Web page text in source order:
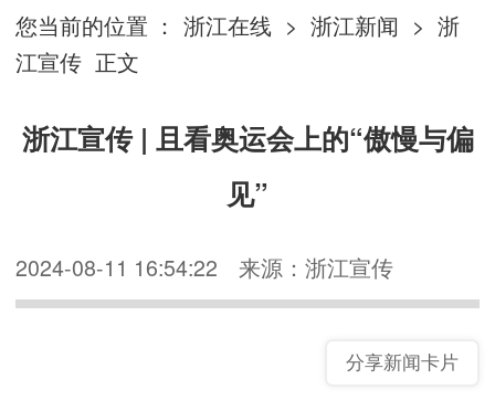
您当前的位置 ： 浙江在线 > 浙江新闻 > 浙
江宣传 正文
浙江宣传 | 且看奥运会上的“傲慢与偏
见”
2024-08-11 16:54:22 来源：浙江宣传
分享新闻卡片